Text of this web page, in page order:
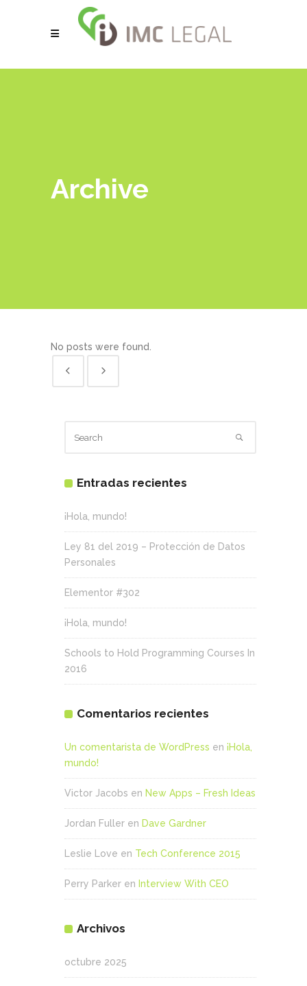
Archive
No posts were found.
Entradas recientes
¡Hola, mundo!
Ley 81 del 2019 – Protección de Datos
Personales
Elementor #302
¡Hola, mundo!
Schools to Hold Programming Courses In
2016
Comentarios recientes
Un comentarista de WordPress en ¡Hola,
mundo!
Victor Jacobs en New Apps – Fresh Ideas
Jordan Fuller en Dave Gardner
Leslie Love en Tech Conference 2015
Perry Parker en Interview With CEO
Archivos
octubre 2025